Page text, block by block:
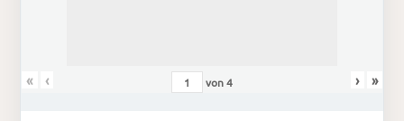
« ‹ von4 › »